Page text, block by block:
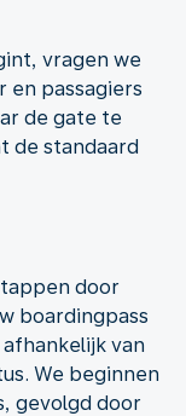
vragen we
en passagiers
de gate te
de standaard
door
boardingpass
van
We beginnen
gevolgd door